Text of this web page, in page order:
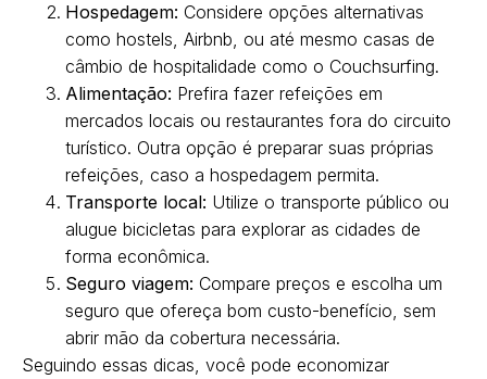
Hospedagem: Considere opções alternativas
como hostels, Airbnb, ou até mesmo casas de
câmbio de hospitalidade como o Couchsurfing.
Alimentação: Prefira fazer refeições em
mercados locais ou restaurantes fora do circuito
turístico. Outra opção é preparar suas próprias
refeições, caso a hospedagem permita.
Transporte local: Utilize o transporte público ou
alugue bicicletas para explorar as cidades de
forma econômica.
Seguro viagem: Compare preços e escolha um
seguro que ofereça bom custo-benefício, sem
abrir mão da cobertura necessária.
Seguindo essas dicas, você pode economizar